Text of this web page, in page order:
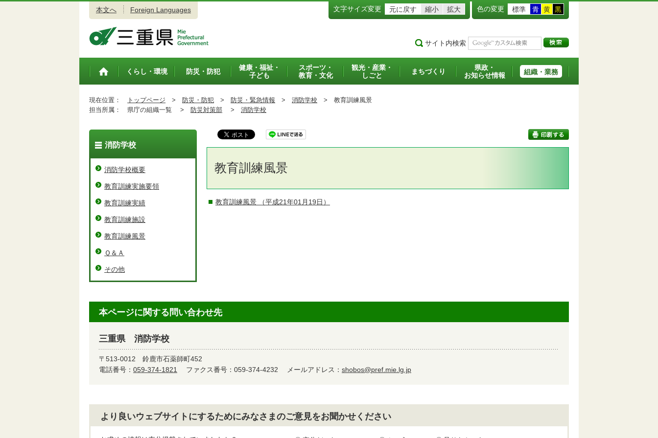
本文へ Foreign Languages 文字サイズ変更 元に戻す 縮小 拡大 色の変更 標準 青 黄 黒
サイト内検索
トップペ
くらし・環境 防災・防犯
健康・福祉・
子ども
スポーツ・
教育・文化
観光・産業・
しごと
まちづくり
県政・
お知らせ情報
組織・業務
現在位置： トップページ > 防災・防犯 > 防災・緊急情報 > 消防学校 > 教育訓練風景
担当所属：
県庁の組織一覧 > 防災対策部 > 消防学校
教育訓練風景
教育訓練風景 （平成21年01月19日）
消防学校
消防学校概要
教育訓練実施要領
教育訓練実績
教育訓練施設
教育訓練風景
Ｑ＆Ａ
その他
本ページに関する問い合わせ先
三重県 消防学校
〒513-0012 鈴鹿市石薬師町452
電話番号： 059-374-1821 ファクス番号：059-374-4232 メールアドレス： shobos@pref.mie.lg.jp
より良いウェブサイトにするためにみなさまのご意見をお聞かせください